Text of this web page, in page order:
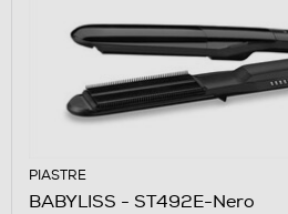
PIASTRE
BABYLISS - ST492E-Nero